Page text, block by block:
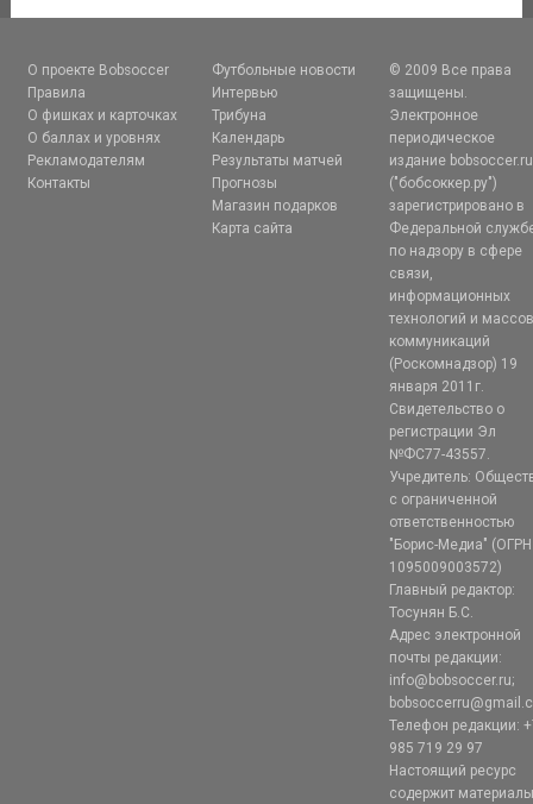
О проекте Bobsoccer
Правила
О фишках и карточках
О баллах и уровнях
Рекламодателям
Контакты
Футбольные новости
Интервью
Трибуна
Календарь
Результаты матчей
Прогнозы
Магазин подарков
Карта сайта
© 2009 Все права
защищены.
Электронное
периодическое
издание bobsoccer.ru
("бобсоккер.ру")
зарегистрировано в
Федеральной
по надзору в сфере
связи,
информационных
технологий и
коммуникаций
(Роскомнадзор) 19
января 2011г.
Свидетельство о
регистрации Эл
№ФС77-43557.
Учредитель:
с ограниченной
ответственностью
"Борис-Медиа" (ОГРН
1095009003572)
Главный редактор:
Тосунян Б.С.
Адрес электронной
почты редакции:
info@bobsoccer.ru;
Телефон редакции:
985 719 29 97
Настоящий ресурс
содержит